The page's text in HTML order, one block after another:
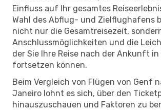
Einfluss auf Ihr gesamtes
Wahl des Abflug- und Zielflughafens
nicht nur die Gesamtreisezeit,
Anschlussmöglichkeiten und die
der Sie Ihre Reise nach der Ankunft in
fortsetzen können.
Beim Vergleich von Flügen von Genf
Janeiro lohnt es sich, über den
hinauszuschauen und Faktoren zu